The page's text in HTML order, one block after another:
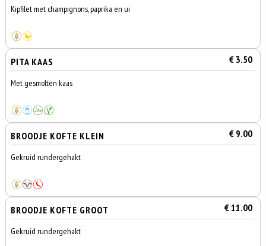
Kipfilet met champignons, paprika en ui
PITA KAAS € 3.50
Met gesmolten kaas
BROODJE KOFTE KLEIN € 9.00
Gekruid rundergehakt
BROODJE KOFTE GROOT € 11.00
Gekruid rundergehakt